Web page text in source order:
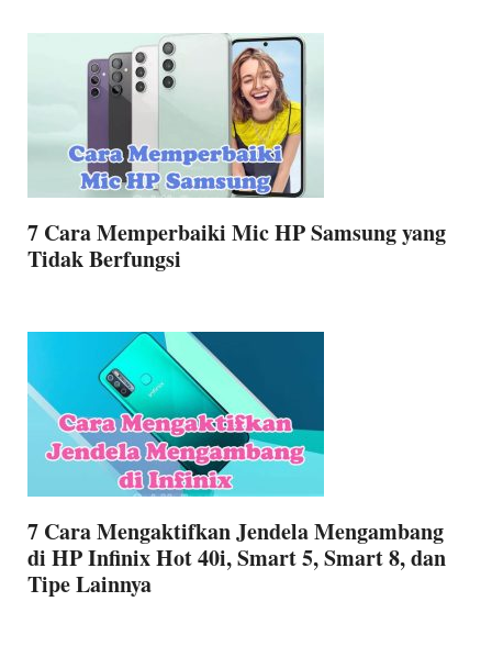
7 Cara Memperbaiki Mic HP Samsung yang
Tidak Berfungsi
7 Cara Mengaktifkan Jendela Mengambang
di HP Infinix Hot 40i, Smart 5, Smart 8, dan
Tipe Lainnya